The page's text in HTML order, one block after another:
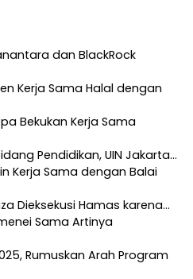
dan BlackRock
Kerja Sama Halal dengan
Bekukan Kerja Sama
Pendidikan, UIN Jakarta…
Kerja Sama dengan Balai
Dieksekusi Hamas karena…
Sama Artinya
Rumuskan Arah Program